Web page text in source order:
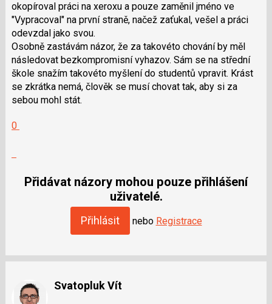
okopíroval práci na xeroxu a pouze zaměnil jméno ve
"Vypracoval" na první straně, načež zaťukal, vešel a práci
odevzdal jako svou.
Osobně zastávám názor, že za takovéto chování by měl
následovat bezkompromisní vyhazov. Sám se na střední
škole snažím takovéto myšlení do studentů vpravit. Krást
se zkrátka nemá, člověk se musí chovat tak, aby si za
sebou mohl stát.
0
jako
Přidávat názory mohou pouze přihlášení
uživatelé.
Přihlásit nebo Registrace
Svatopluk Vít